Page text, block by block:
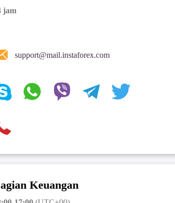
jam
support@mail.instaforex.com
Keuangan